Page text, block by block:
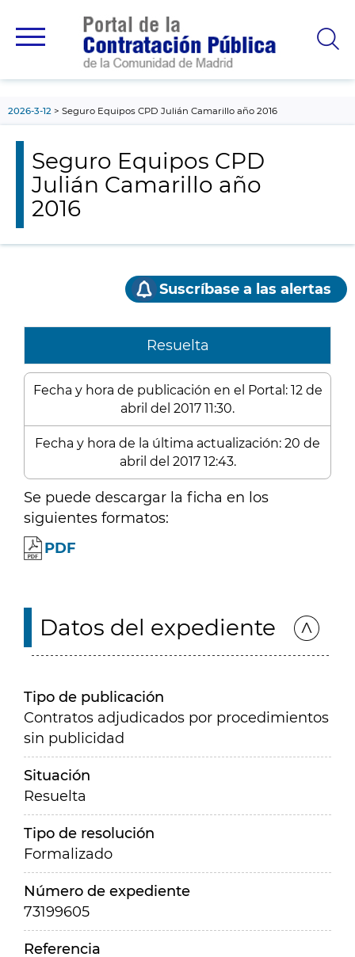
principal
2026-3-12 Seguro Equipos CPD Julián Camarillo año 2016
Seguro Equipos CPD
Julián Camarillo año
2016
Suscríbase a las alertas
Resuelta
Fecha y hora de publicación en el Portal: 12 de
abril del 2017 11:30.
Fecha y hora de la última actualización: 20 de
abril del 2017 12:43.
Se puede descargar la ficha en los
siguientes formatos:
PDF
Datos del expediente
Tipo de publicación
Contratos adjudicados por procedimientos
sin publicidad
Situación
Resuelta
Tipo de resolución
Formalizado
Número de expediente
73199605
Referencia